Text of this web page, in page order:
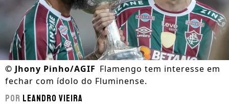
© Jhony Pinho/AGIF Flamengo tem interesse em
fechar com ídolo do Fluminense.
Por Leandro Vieira